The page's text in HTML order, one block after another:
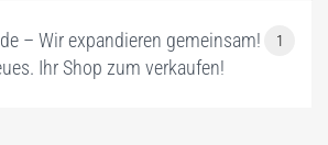
– Wir expandieren gemeinsam!
Ihr Shop zum verkaufen!
1